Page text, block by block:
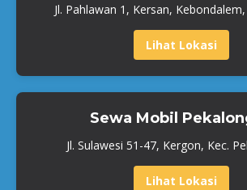
Jl. Pahlawan 1, Kersan,
Lihat Lokasi
Sewa Mobil
Jl. Sulawesi 51-47, Kergon, Kec.
Lihat Lokasi